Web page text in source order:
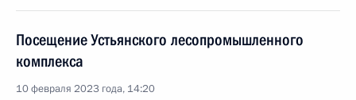
Посещение Устьянского лесопромышленного
комплекса
10 февраля 2023 года, 14:20